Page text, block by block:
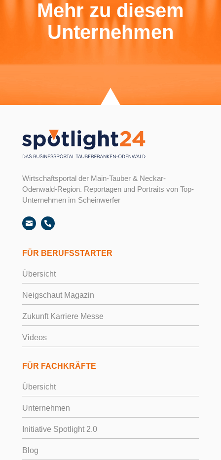
Mehr zu diesem
Unternehmen
Wirtschaftsportal der Main-Tauber & Neckar-
Odenwald-Region. Reportagen und Portraits von Top-
Unternehmen im Scheinwerfer
 
FÜR BERUFSSTARTER
Übersicht
Neigschaut Magazin
Zukunft Karriere Messe
Videos
FÜR FACHKRÄFTE
Übersicht
Unternehmen
Initiative Spotlight 2.0
Blog